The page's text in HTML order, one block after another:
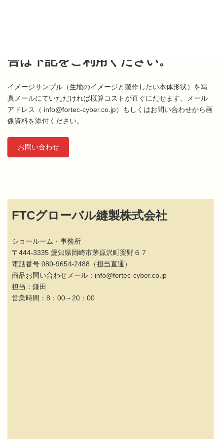
合は下記をご利用ください。
イメージサンプル（生地のイメージと製作したい本体形状）を写
真メールにていただければ概算コストが直ぐにだせます。メール
アドレス（ info@fortec-cyber.co.jp）もしくはお問い合わせから画
像資料を添付ください。
お問い合わせ
FTCグローバル縫製株式会社
ショールーム・事務所
〒444-3335 愛知県岡崎市茅原沢町梁野６７
電話番号 080-9654-2488（担当直通）
商品お問い合わせメール：info@fortec-cyber.co.jp
担当：鎌田
営業時間：8：00～20：00